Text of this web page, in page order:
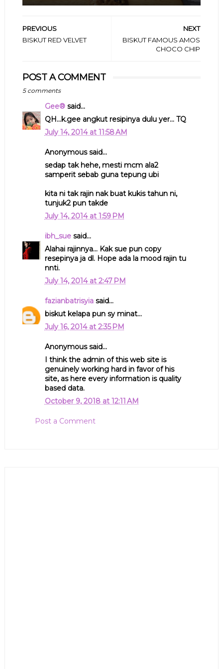
NEXT
BISKUT FAMOUS AMOS
CHOCO CHIP
PREVIOUS
BISKUT RED VELVET
POST A COMMENT
5 comments
Gee®said...
QH...k.gee angkut resipinya dulu yer... TQ
July 14, 2014 at 11:58 AM
Anonymous said...
sedap tak hehe, mesti mcm ala2
samperit sebab guna tepung ubi
kita ni tak rajin nak buat kukis tahun ni,
tunjuk2 pun takde
July 14, 2014 at 1:59 PM
ibh_suesaid...
Alahai rajinnya... Kak sue pun copy
resepinya ja dl. Hope ada la mood rajin tu
nnti.
July 14, 2014 at 2:47 PM
fazianbatrisyiasaid...
biskut kelapa pun sy minat...
July 16, 2014 at 2:35 PM
Anonymous said...
I think the admin of this web site is
genuinely working hard in favor of his
site, as here every information is quality
based data.
October 9, 2018 at 12:11 AM
Post a Comment